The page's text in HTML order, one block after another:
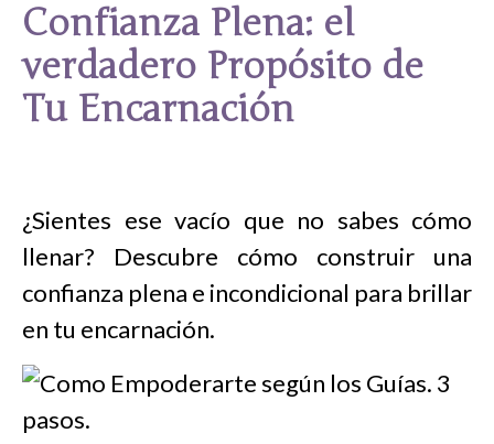
Confianza Plena: el
verdadero Propósito de
Tu Encarnación
¿Sientes ese vacío que no sabes cómo
llenar? Descubre cómo construir una
confianza plena e incondicional para brillar
en tu encarnación.